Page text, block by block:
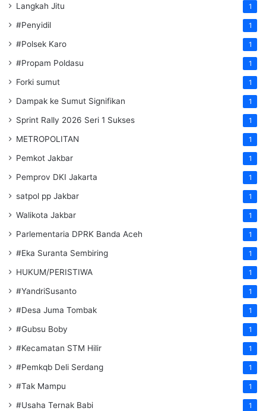
Langkah Jitu 1
#Penyidil 1
#Polsek Karo 1
#Propam Poldasu 1
Forki sumut 1
Dampak ke Sumut Signifikan 1
Sprint Rally 2026 Seri 1 Sukses 1
METROPOLITAN 1
Pemkot Jakbar 1
Pemprov DKI Jakarta 1
satpol pp Jakbar 1
Walikota Jakbar 1
Parlementaria DPRK Banda Aceh 1
#Eka Suranta Sembiring 1
HUKUM/PERISTIWA 1
#YandriSusanto 1
#Desa Juma Tombak 1
#Gubsu Boby 1
#Kecamatan STM Hilir 1
#Pemkqb Deli Serdang 1
#Tak Mampu 1
#Usaha Ternak Babi 1